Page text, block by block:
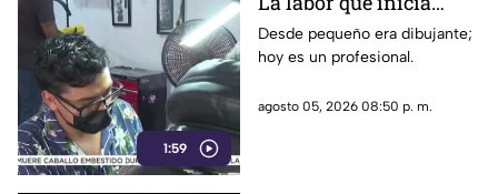
1:59
desde la creatividad
Desde pequeño era dibujante;
hoy es un profesional.
agosto 05, 2026 08:50 p. m.